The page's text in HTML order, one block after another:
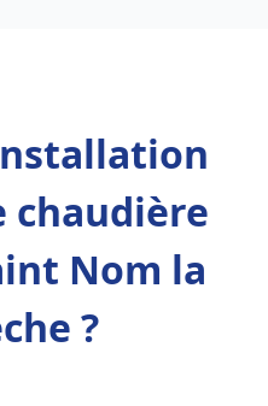
chaudière
Nom la
?